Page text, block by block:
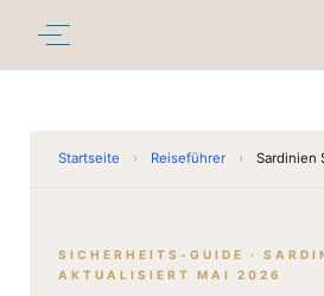
Startseite › Reiseführer › Sardinien
SICHERHEITS-GUIDE ·
AKTUALISIERT MAI 2026